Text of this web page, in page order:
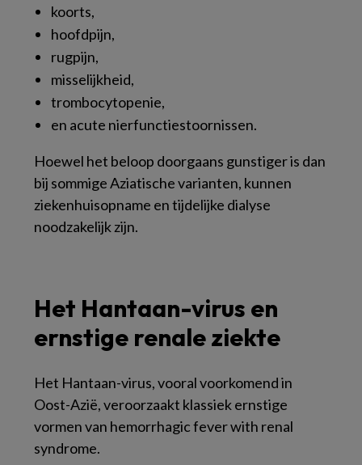
koorts,
hoofdpijn,
rugpijn,
misselijkheid,
trombocytopenie,
en acute nierfunctiestoornissen.
Hoewel het beloop doorgaans gunstiger is dan
bij sommige Aziatische varianten, kunnen
ziekenhuisopname en tijdelijke dialyse
noodzakelijk zijn.
Het Hantaan-virus en
ernstige renale ziekte
Het Hantaan-virus, vooral voorkomend in
Oost-Azië, veroorzaakt klassiek ernstige
vormen van hemorrhagic fever with renal
syndrome.